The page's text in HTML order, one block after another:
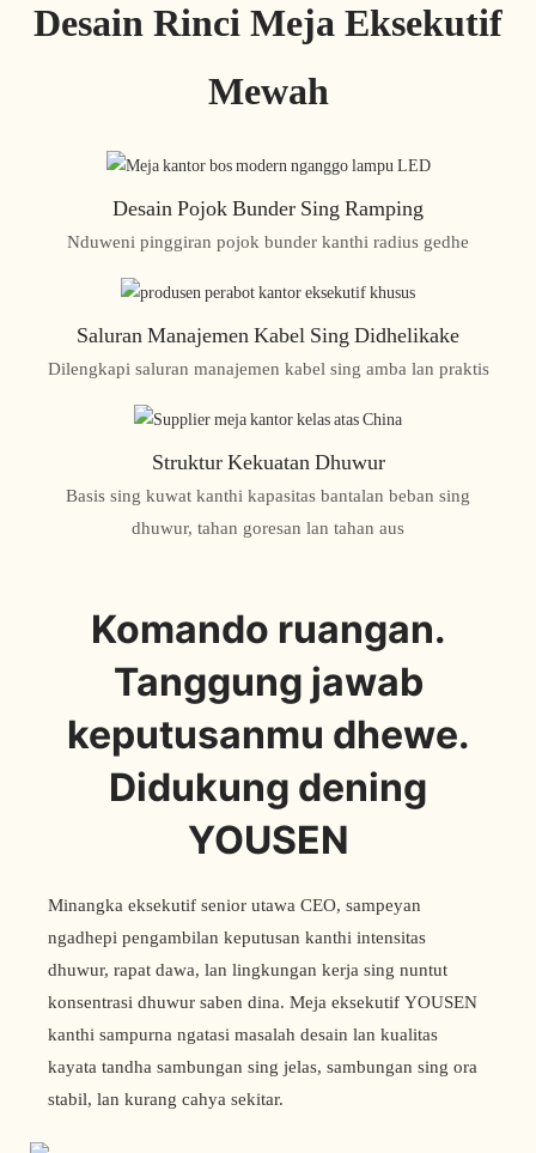
Desain Rinci Meja Eksekutif
Mewah
Desain Pojok Bunder Sing Ramping
Nduweni pinggiran pojok bunder kanthi radius gedhe
Saluran Manajemen Kabel Sing Didhelikake
Dilengkapi saluran manajemen kabel sing amba lan praktis
Struktur Kekuatan Dhuwur
Basis sing kuwat kanthi kapasitas bantalan beban sing
dhuwur, tahan goresan lan tahan aus
Komando ruangan.
Tanggung jawab
keputusanmu dhewe.
Didukung dening
YOUSEN
Minangka eksekutif senior utawa CEO, sampeyan
ngadhepi pengambilan keputusan kanthi intensitas
dhuwur, rapat dawa, lan lingkungan kerja sing nuntut
konsentrasi dhuwur saben dina. Meja eksekutif YOUSEN
kanthi sampurna ngatasi masalah desain lan kualitas
kayata tandha sambungan sing jelas, sambungan sing ora
stabil, lan kurang cahya sekitar.